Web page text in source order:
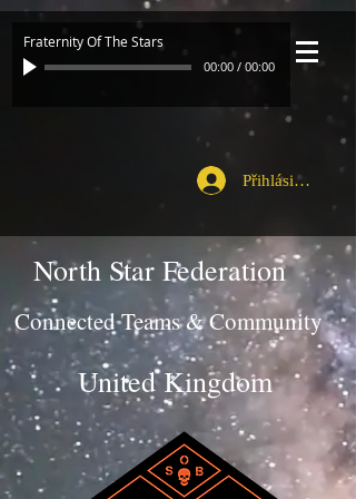
Fraternity Of The Stars
00:00 / 00:00
Přihlásit se
North Star Federation
Connected Teams & Community
United Kingdom